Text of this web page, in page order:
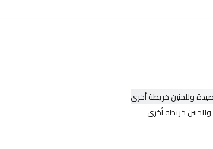
وللحنين خريطة أخرى